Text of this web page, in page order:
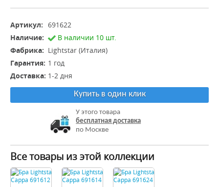
Артикул: 691622
Наличие:
В наличии 10 шт.
Фабрика: Lightstar (Италия)
Гарантия: 1 год
Доставка: 1-2 дня
Купить в один клик
У этого товара
бесплатная доставка
по Москве
Все товары из этой коллекции